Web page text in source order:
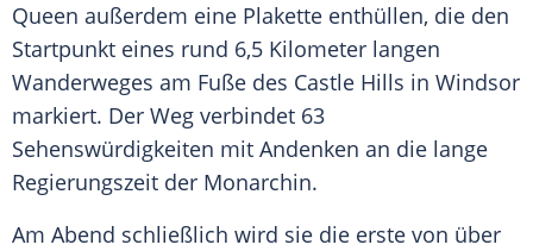
Queen außerdem eine Plakette enthüllen, die den
Startpunkt eines rund 6,5 Kilometer langen
Wanderweges am Fuße des Castle Hills in Windsor
markiert. Der Weg verbindet 63
Sehenswürdigkeiten mit Andenken an die lange
Regierungszeit der Monarchin.
Am Abend schließlich wird sie die erste von über